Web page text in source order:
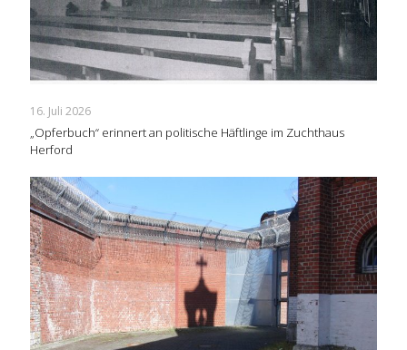
16. Juli 2026
„Opferbuch“ erinnert an politische Häftlinge im Zuchthaus
Herford